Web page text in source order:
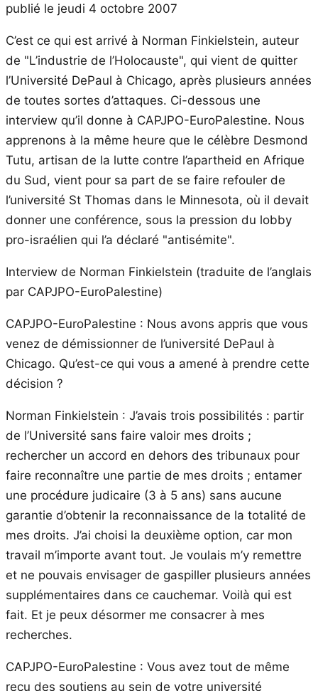
publié le jeudi 4 octobre 2007
C’est ce qui est arrivé à Norman Finkielstein, auteur
de "L’industrie de l’Holocauste", qui vient de quitter
l’Université DePaul à Chicago, après plusieurs années
de toutes sortes d’attaques. Ci-dessous une
interview qu’il donne à CAPJPO-EuroPalestine. Nous
apprenons à la même heure que le célèbre Desmond
Tutu, artisan de la lutte contre l’apartheid en Afrique
du Sud, vient pour sa part de se faire refouler de
l’université St Thomas dans le Minnesota, où il devait
donner une conférence, sous la pression du lobby
pro-israélien qui l’a déclaré "antisémite".
Interview de Norman Finkielstein (traduite de l’anglais
par CAPJPO-EuroPalestine)
CAPJPO-EuroPalestine : Nous avons appris que vous
venez de démissionner de l’université DePaul à
Chicago. Qu’est-ce qui vous a amené à prendre cette
décision ?
Norman Finkielstein : J’avais trois possibilités : partir
de l’Université sans faire valoir mes droits ;
rechercher un accord en dehors des tribunaux pour
faire reconnaître une partie de mes droits ; entamer
une procédure judicaire (3 à 5 ans) sans aucune
garantie d’obtenir la reconnaissance de la totalité de
mes droits. J’ai choisi la deuxième option, car mon
travail m’importe avant tout. Je voulais m’y remettre
et ne pouvais envisager de gaspiller plusieurs années
supplémentaires dans ce cauchemar. Voilà qui est
fait. Et je peux désormer me consacrer à mes
recherches.
CAPJPO-EuroPalestine : Vous avez tout de même
reçu des soutiens au sein de votre université